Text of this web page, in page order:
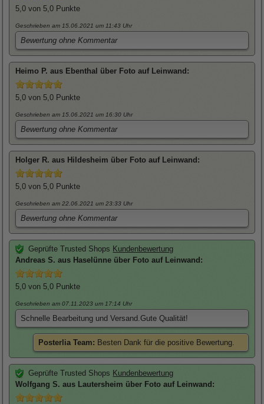
5,0 von 5,0 Punkte
Geschrieben am 15.06.2021 um 11:43 Uhr
Bewertung ohne Kommentar
Heimo P. aus Ebenthal über Foto auf Leinwand :
5,0 von 5,0 Punkte
Geschrieben am 15.06.2021 um 16:30 Uhr
Bewertung ohne Kommentar
Holger R. aus Hildesheim über Foto auf Leinwand :
5,0 von 5,0 Punkte
Geschrieben am 22.06.2021 um 23:33 Uhr
Bewertung ohne Kommentar
Geprüfte Trusted Shops Kundenbewertung
Andreas S. aus Haselünne über Foto auf Leinwand :
5,0 von 5,0 Punkte
Geschrieben am 07.11.2023 um 17:14 Uhr
Schnelle Bearbeitung und Versand.Gute Qualität!
Posterlia Team: Besten Dank für die positive Bewertung.
Geprüfte Trusted Shops Kundenbewertung
Wolfgang S. aus Lautersheim über Foto auf Leinwand :